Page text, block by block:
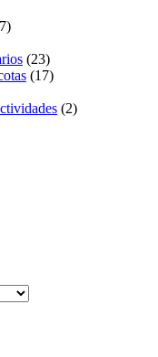
(23)
(17)
(2)